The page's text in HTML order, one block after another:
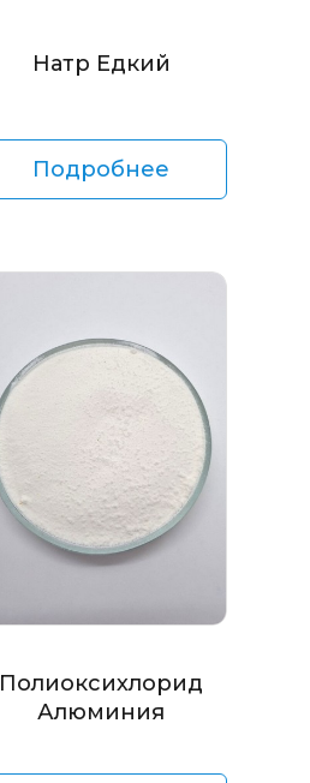
Натр Едкий
Подробнее
Полиоксихлорид
Алюминия